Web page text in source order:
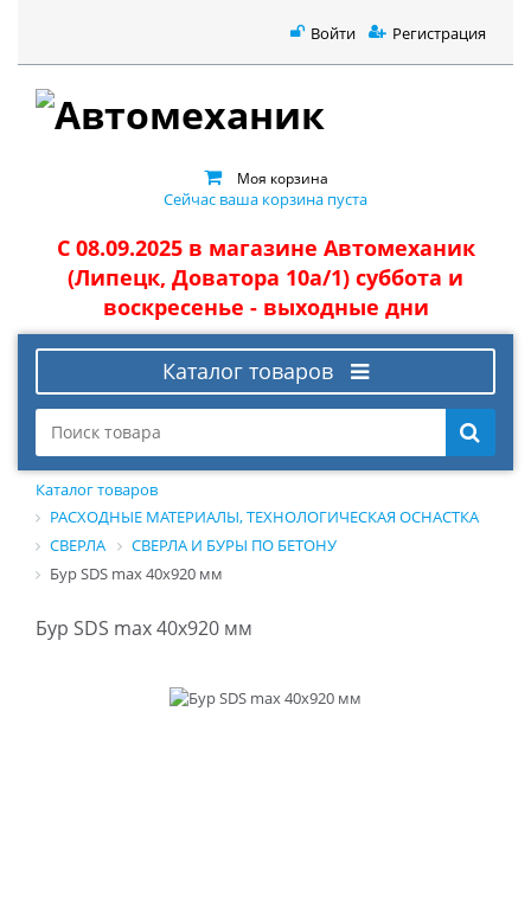
Войти Регистрация
Моя корзина
Сейчас ваша корзина пуста
С 08.09.2025 в магазине Автомеханик
(Липецк, Доватора 10а/1) суббота и
воскресенье - выходные дни
Каталог товаров
Каталог товаров
РАСХОДНЫЕ МАТЕРИАЛЫ, ТЕХНОЛОГИЧЕСКАЯ ОСНАСТКА
СВЕРЛА
СВЕРЛА И БУРЫ ПО БЕТОНУ
Бур SDS max 40x920 мм
Бур SDS max 40x920 мм